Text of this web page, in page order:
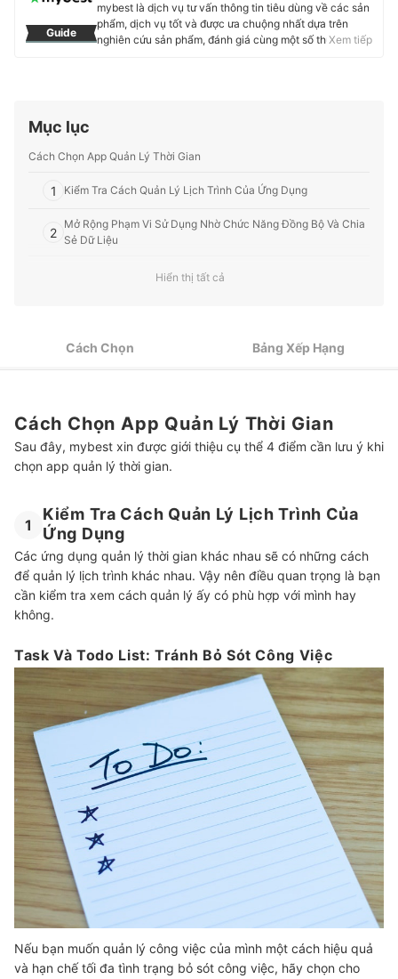
Guide
mybest là dịch vụ tư vấn thông tin tiêu dùng về các sản
phẩm, dịch vụ tốt và được ưa chuộng nhất dựa trên
nghiên cứu sản phẩm, đánh giá cùng một số thực
Profile của Ban biên tập mybest
Xem tiếp
Mục lục
Cách Chọn App Quản Lý Thời Gian
1 Kiểm Tra Cách Quản Lý Lịch Trình Của Ứng Dụng
2
Mở Rộng Phạm Vi Sử Dụng Nhờ Chức Năng Đồng Bộ Và Chia
Sẻ Dữ Liệu
Những Tiêu Chí Khác Ảnh Hưởng Đến Độ Tiện Dụng
Top 10 Ứng Dụng Quản Lý Thời Gian hiệu quả tốt nhất hiện nay được
Hiển thị tất cả
Cách Chọn Bảng Xếp Hạng
Cách Chọn App Quản Lý Thời Gian
Sau đây, mybest xin được giới thiệu cụ thể 4 điểm cần lưu ý khi
chọn app quản lý thời gian.
1
Kiểm Tra Cách Quản Lý Lịch Trình Của
Ứng Dụng
Các ứng dụng quản lý thời gian khác nhau sẽ có những cách
để quản lý lịch trình khác nhau. Vậy nên điều quan trọng là bạn
cần kiểm tra xem cách quản lý ấy có phù hợp với mình hay
không.
Task Và Todo List: Tránh Bỏ Sót Công Việc
Nếu bạn muốn quản lý công việc của mình một cách hiệu quả
và hạn chế tối đa tình trạng bỏ sót công việc, hãy chọn cho